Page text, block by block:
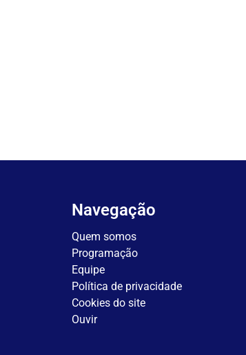
Navegação
Quem somos
Programação
Equipe
Política de privacidade
Cookies do site
Ouvir